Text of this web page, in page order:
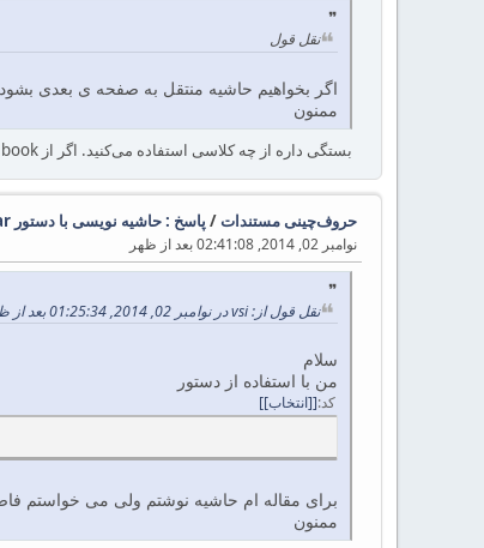
نقل قول
اگر بخواهیم حاشیه منتقل به صفحه ی بعدی
ممنون
بستگی داره از چه کلاسی استفاده می‌کنید. اگر از book استفاده می‌کنید، این اتفاق خودکار می‌افته وگرنه باید کلاس را با گزینه twoside فراخوانی کنید؟
حروف‌چینی مستندات/ پاسخ : حاشیه نویسی با دستور marginpar
نوامبر 02, 2014, 02:41:08 بعد از ظهر
نقل قول از: vsi در نوامبر 02, 2014, 01:25:34 بعد از ظهر
سلام
من با استفاده از دستور
کد [انتخاب]
برای مقاله ام حاشیه نوشتم ولی می خواستم
ممنون